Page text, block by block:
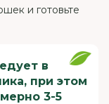
и готовьте
в
при этом
3-5